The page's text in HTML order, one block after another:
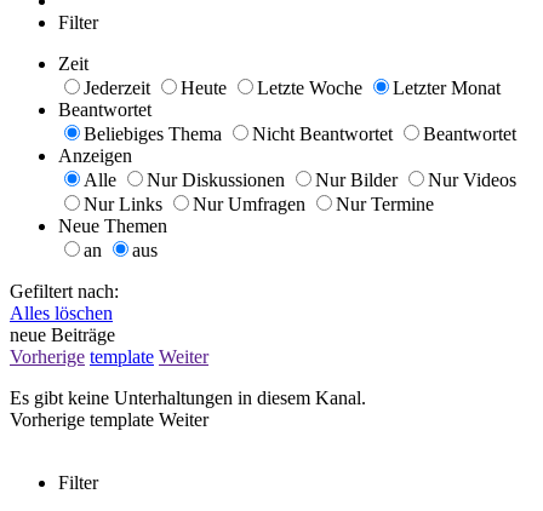
Filter
Zeit
Jederzeit
Heute Letzte Woche
Letzter Monat
Beantwortet
Beliebiges Thema
Nicht Beantwortet
Beantwortet
Anzeigen
Alle
Nur Diskussionen Nur Bilder
Nur Videos
Nur Links
Nur Umfragen
Nur Termine
Neue Themen
an
aus
Gefiltert nach:
Alles löschen
neue Beiträge
Vorherige template Weiter
Es gibt keine Unterhaltungen in diesem Kanal.
Vorherige template Weiter
Filter